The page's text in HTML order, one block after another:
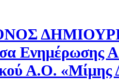
Ενημέρωσης
Α.Ο. «Μίμης